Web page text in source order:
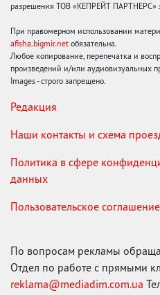
разрешения ТОВ «КЕПРЕЙТ ПАРТНЕРС»
При правомерном использовании
afisha.bigmir.net обязательна.
Любое копирование, перепечатка и
произведений и/или аудиовизуальных
Images - строго запрещено.
Редакция
Наши контакты и схема
Политика в сфере
данных
Пользовательское соглашение
По вопросам рекламы
Отдел по работе с прямыми
reklama@mediadim.com.ua